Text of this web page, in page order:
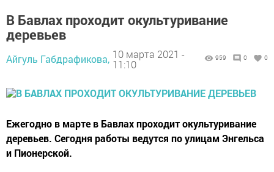
В Бавлах проходит окультуривание
деревьев
Айгуль Габдрафикова, 10 марта 2021 -
11:10
959 0 0
Ежегодно в марте в Бавлах проходит окультуривание
деревьев. Сегодня работы ведутся по улицам Энгельса
и Пионерской.